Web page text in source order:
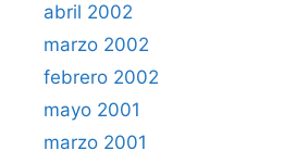
abril 2002
marzo 2002
febrero 2002
mayo 2001
marzo 2001